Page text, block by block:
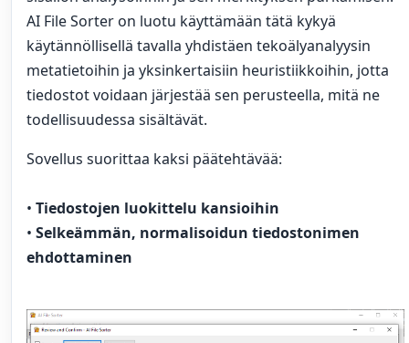
AI File Sorter on luotu käyttämään tätä kykyä
käytännöllisellä tavalla yhdistäen tekoälyanalyysin
metatietoihin ja yksinkertaisiin heuristiikkoihin, jotta
tiedostot voidaan järjestää sen perusteella, mitä ne
todellisuudessa sisältävät.
Sovellus suorittaa kaksi päätehtävää:
• Tiedostojen luokittelu kansioihin
• Selkeämmän, normalisoidun tiedostonimen
ehdottaminen